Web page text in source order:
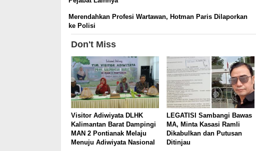
Merendahkan Profesi Wartawan, Hotman Paris Dilaporkan
ke Polisi
Don't Miss
Visitor Adiwiyata DLHK
Kalimantan Barat Dampingi
MAN 2 Pontianak Melaju
Menuju Adiwiyata Nasional
LEGATISI Sambangi Bawas
MA, Minta Kasasi Ramli
Dikabulkan dan Putusan
Ditinjau